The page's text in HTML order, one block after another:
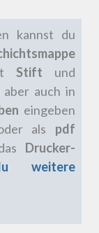
kannst du
Stift und
auch in
eingeben
als pdf
Drucker-
weitere